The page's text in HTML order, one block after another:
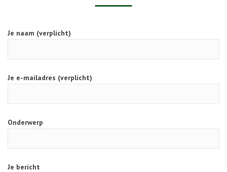
Je naam (verplicht)
Je e-mailadres (verplicht)
Onderwerp
Je bericht